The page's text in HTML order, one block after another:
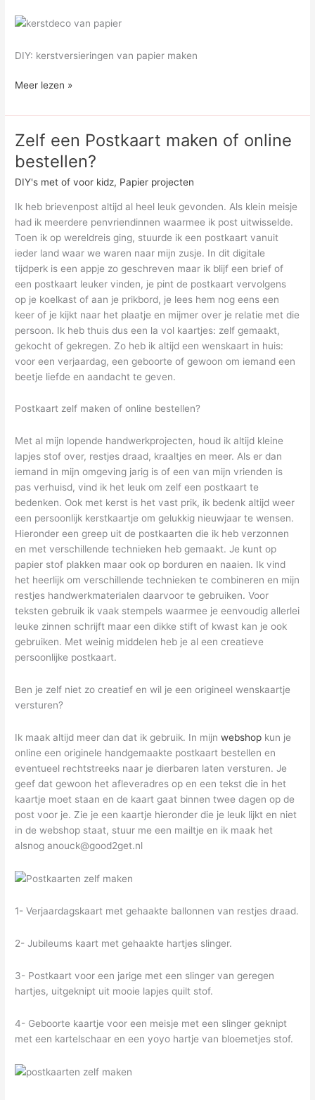
DIY: kerstversieringen van papier maken
DIY:
van
maken
Meer lezen »
Zelf een Postkaart maken of online
bestellen?
DIY's met of voor kidz, Papier projecten
Ik heb brievenpost altijd al heel leuk gevonden. Als klein meisje
had ik meerdere penvriendinnen waarmee ik post uitwisselde.
Toen ik op wereldreis ging, stuurde ik een postkaart vanuit
ieder land waar we waren naar mijn zusje. In dit digitale
tijdperk is een appje zo geschreven maar ik blijf een brief of
een postkaart leuker vinden, je pint de postkaart vervolgens
op je koelkast of aan je prikbord, je lees hem nog eens een
keer of je kijkt naar het plaatje en mijmer over je relatie met die
persoon. Ik heb thuis dus een la vol kaartjes: zelf gemaakt,
gekocht of gekregen. Zo heb ik altijd een wenskaart in huis:
voor een verjaardag, een geboorte of gewoon om iemand een
beetje liefde en aandacht te geven.
Postkaart zelf maken of online bestellen?
Met al mijn lopende handwerkprojecten, houd ik altijd kleine
lapjes stof over, restjes draad, kraaltjes en meer. Als er dan
iemand in mijn omgeving jarig is of een van mijn vrienden is
pas verhuisd, vind ik het leuk om zelf een postkaart te
bedenken. Ook met kerst is het vast prik, ik bedenk altijd weer
een persoonlijk kerstkaartje om gelukkig nieuwjaar te wensen.
Hieronder een greep uit de postkaarten die ik heb verzonnen
en met verschillende technieken heb gemaakt. Je kunt op
papier stof plakken maar ook op borduren en naaien. Ik vind
het heerlijk om verschillende technieken te combineren en mijn
restjes handwerkmaterialen daarvoor te gebruiken. Voor
teksten gebruik ik vaak stempels waarmee je eenvoudig allerlei
leuke zinnen schrijft maar een dikke stift of kwast kan je ook
gebruiken. Met weinig middelen heb je al een creatieve
persoonlijke postkaart.
Ben je zelf niet zo creatief en wil je een origineel wenskaartje
versturen?
Ik maak altijd meer dan dat ik gebruik. In mijnwebshop kun je
online een originele handgemaakte postkaart bestellen en
eventueel rechtstreeks naar je dierbaren laten versturen. Je
geef dat gewoon het afleveradres op en een tekst die in het
kaartje moet staan en de kaart gaat binnen twee dagen op de
post voor je. Zie je een kaartje hieronder die je leuk lijkt en niet
in de webshop staat, stuur me een mailtje en ik maak het
alsnog anouck@good2get.nl
1- Verjaardagskaart met gehaakte ballonnen van restjes draad.
2- Jubileums kaart met gehaakte hartjes slinger.
3- Postkaart voor een jarige met een slinger van geregen
hartjes, uitgeknipt uit mooie lapjes quilt stof.
4- Geboorte kaartje voor een meisje met een slinger geknipt
met een kartelschaar en een yoyo hartje van bloemetjes stof.